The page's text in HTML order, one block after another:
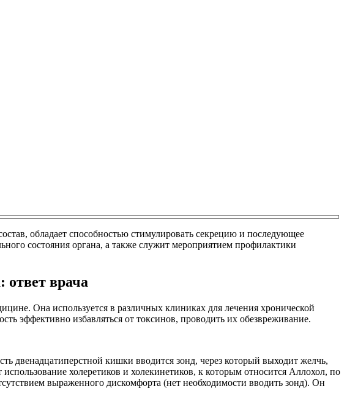
обладает способностью стимулировать секрецию и последующее
состояния органа, а также служит мероприятием профилактики
ответ врача
Она используется в различных клиниках для лечения хронической
эффективно избавляться от токсинов, проводить их обезвреживание.
двенадцатиперстной кишки вводится зонд, через который выходит желчь,
холеретиков и холекинетиков, к которым относится Аллохол, по
выраженного дискомфорта (нет необходимости вводить зонд). Он